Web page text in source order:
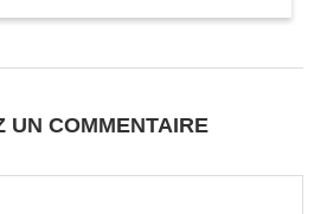
UN COMMENTAIRE